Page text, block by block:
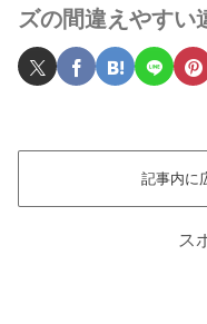
ズの間違えやすい
記事内に
ス